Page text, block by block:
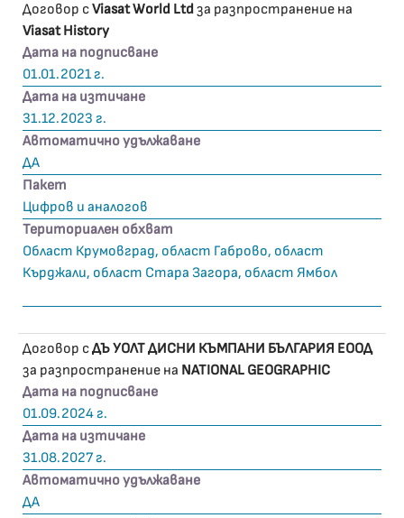
Договор сViasat World Ltdза разпространение на
Viasat History
Дата на подписване
01.01.2021 г.
Дата на изтичане
31.12.2023 г.
Автоматично удължаване
ДА
Пакет
Цифров и аналогов
Териториален обхват
Област Крумовград, област Габрово, област
Кърджали, област Стара Загора, област Ямбол
Договор сДЪ УОЛТ ДИСНИ КЪМПАНИ БЪЛГАРИЯ ЕООД
за разпространение на NATIONAL GEOGRAPHIC
Дата на подписване
01.09.2024 г.
Дата на изтичане
31.08.2027 г.
Автоматично удължаване
ДА